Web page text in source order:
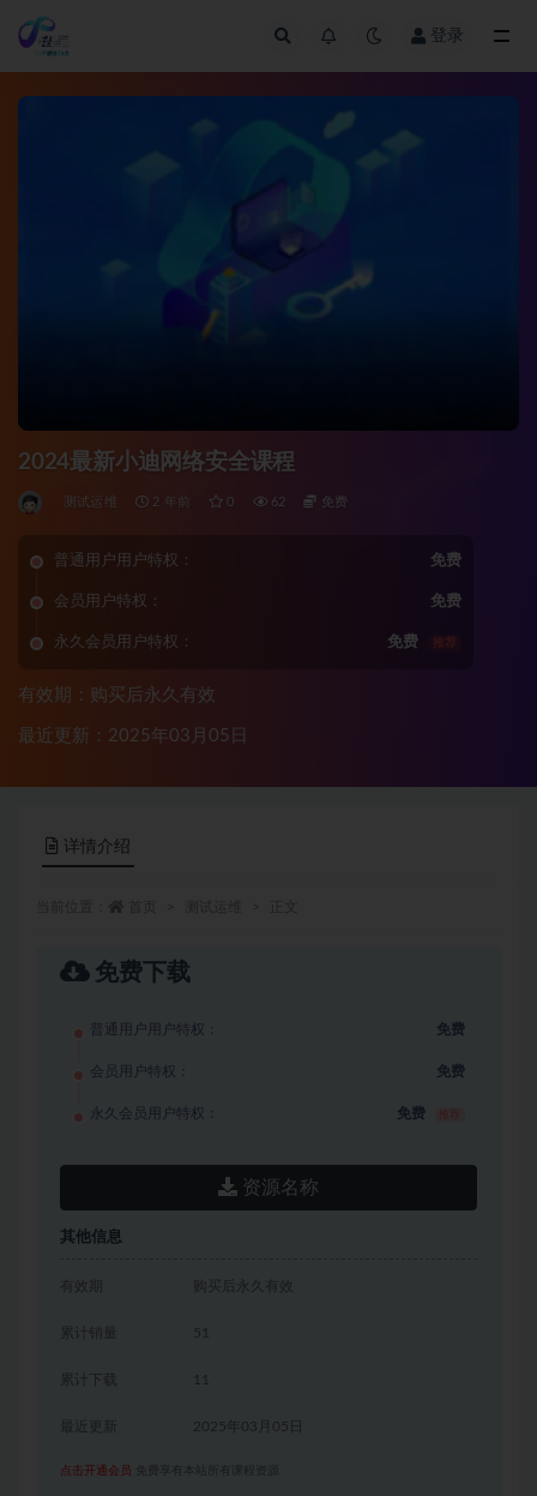
登录
2024最新小迪网络安全课程
测试运维 2 年前 0 62 免费
普通用户用户特权： 免费
会员用户特权： 免费
永久会员用户特权： 免费 推荐
有效期：购买后永久有效
最近更新：2025年03月05日
详情介绍
免费下载
普通用户用户特权： 免费
会员用户特权： 免费
永久会员用户特权： 免费
资源名称
其他信息
有效期 购买后永久有效
累计销量 51
累计下载 11
2025年03月05日
点击开通会员 免费享有本站所有课程资源